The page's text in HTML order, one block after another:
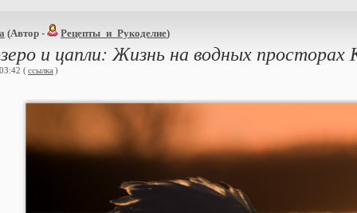
(Автор - Рецепты_и_Рукоделие)
и цапли: Жизнь на водных просторах
(ссылка )